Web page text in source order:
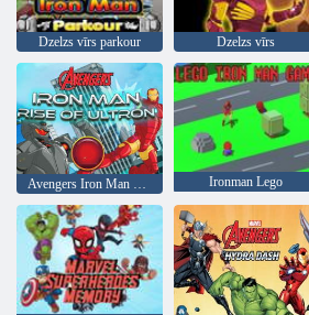
Dzelzs vīrs parkour Dzelzs vīrs
Ironman Lego